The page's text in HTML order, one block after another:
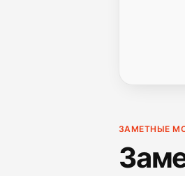
ЗАМЕТНЫЕ